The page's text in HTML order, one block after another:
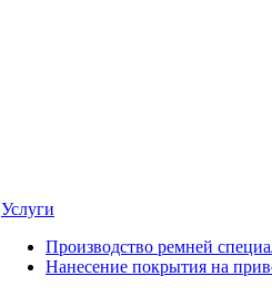
Услуги
Производство ремней
Нанесение покрытия на